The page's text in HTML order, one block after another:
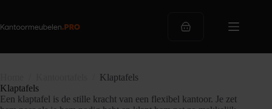
de
Winkelwagen
Klaptafels
Klaptafels
Een klaptafel is de stille kracht van een flexibel kantoor. Je zet